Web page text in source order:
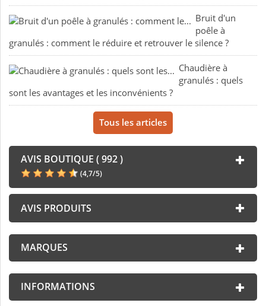
Bruit d'un
poêle à
granulés : comment le réduire et retrouver le silence ?
Chaudière à
granulés : quels
sont les avantages et les inconvénients ?
Tous les articles
AVIS BOUTIQUE ( 992 )
(4,7/5)
AVIS PRODUITS
MARQUES
INFORMATIONS